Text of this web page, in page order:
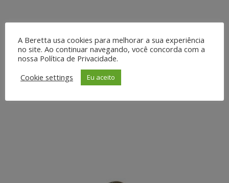
Brinco 18K com pérolas e
diamantes
A Beretta usa cookies para melhorar a sua experiência
no site. Ao continuar navegando, você concorda com a
nossa Política de Privacidade.
Cookie settings
Eu aceito